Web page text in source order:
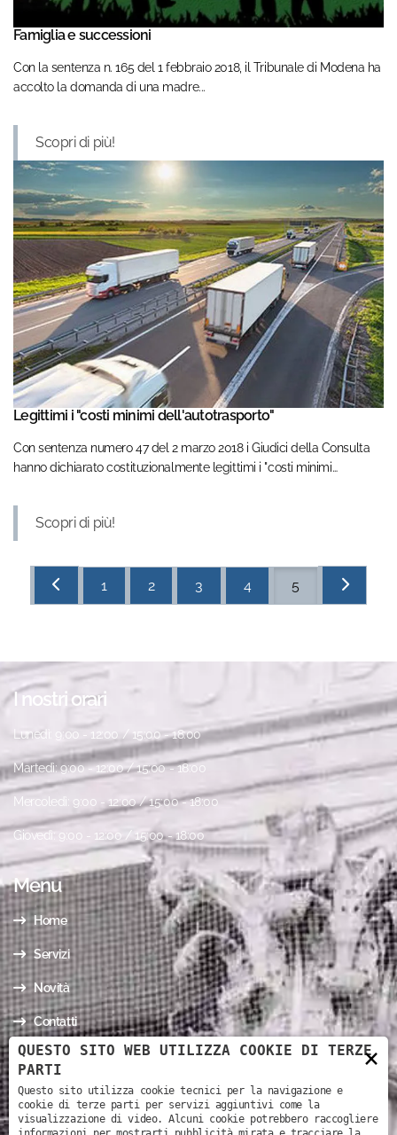
Famiglia e successioni
Con la sentenza n. 165 del 1 febbraio 2018, il Tribunale di Modena ha
accolto la domanda di una madre...
Scopri di più!
Legittimi i "costi minimi dell'autotrasporto"
Con sentenza numero 47 del 2 marzo 2018 i Giudici della Consulta
hanno dichiarato costituzionalmente legittimi i "costi minimi
Scopri di più!
1 2 3 4 5
I nostri orari
Lunedì: 9:00 - 12:00 / 15:00 - 18:00
Martedì: 9:00 - 12:00 / 15:00 - 18:00
Mercoledì: 9:00 - 12:00 / 15:00 - 18:00
Giovedì: 9:00 - 12:00 / 15:00 - 18:00
Menu
Home
Servizi
Novità
Contatti
I nostri contatti
Via Mario Todeschini, 3 - 37126 - Verona (VR)
×
QUESTO SITO WEB UTILIZZA COOKIE DI TERZE
PARTI
Questo sito utilizza cookie tecnici per la navigazione e
cookie di terze parti per servizi aggiuntivi come la
visualizzazione di video. Alcuni cookie potrebbero raccogliere